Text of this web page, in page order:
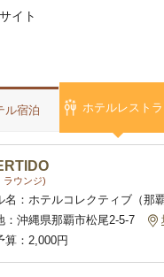
イト
ル宿泊 ホテルレスト
ラウンジ)
名： ホテルコレクティブ（那
： 沖縄県那覇市松尾2-5-7
算： 2,000円